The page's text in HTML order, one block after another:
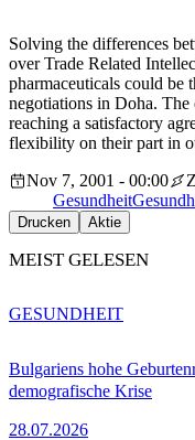
Solving the differences
over Trade Related
pharmaceuticals could be
negotiations in Doha.
reaching a satisfactory
flexibility on their part in
Nov 7, 2001 - 00:00
Gesundheit
Drucken Aktie
MEIST GELESEN
Bulgariens hohe
demografische Krise
28.07.2026
GESUNDHEIT